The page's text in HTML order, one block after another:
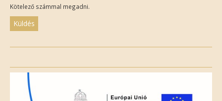
Kötelező számmal megadni.
field
empty.